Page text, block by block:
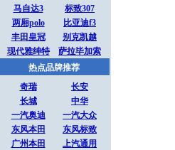
马自达3
标致307
两厢polo
比亚迪f3
丰田皇冠
别克凯越
现代雅绅特
萨拉毕加索
热点品牌推荐
奇瑞
长安
长城
中华
一汽奥迪
一汽大众
东风本田
东风标致
广州本田
上汽通用